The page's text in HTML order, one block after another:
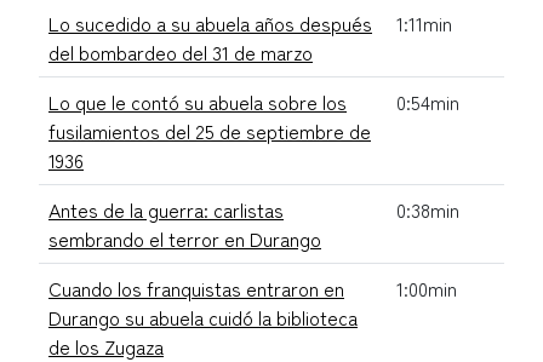
Lo sucedido a su abuela años después
del bombardeo del 31 de marzo
1:11min
Lo que le contó su abuela sobre los
fusilamientos del 25 de septiembre de
1936
0:54min
Antes de la guerra: carlistas
sembrando el terror en Durango
0:38min
Cuando los franquistas entraron en
Durango su abuela cuidó la biblioteca
de los Zugaza
1:00min